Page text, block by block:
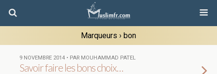
Marqueurs › bon
9 NOVEMBRE 2014 • PAR MOUHAMMAD PATEL
Savoir faire les bons choix…